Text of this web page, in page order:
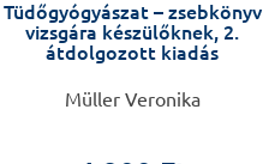
Tüdőgyógyászat – zsebkönyv
vizsgára készülőknek, 2.
átdolgozott kiadás
Müller Veronika